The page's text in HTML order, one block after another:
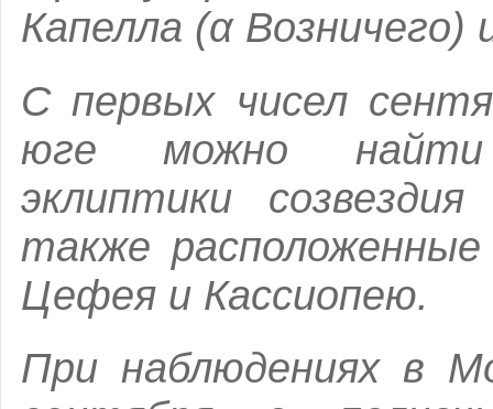
Капелла (α
С первых чисел
юге можно найти
эклиптики
также
Цефея и Кассиопею.
При наблюдениях в